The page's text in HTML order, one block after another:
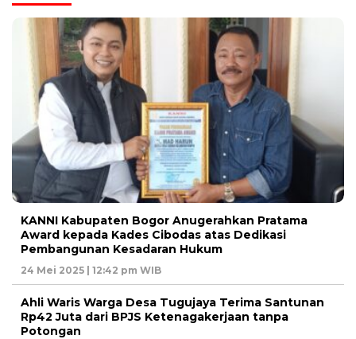
KANNI Kabupaten Bogor Anugerahkan Pratama
Award kepada Kades Cibodas atas Dedikasi
Pembangunan Kesadaran Hukum
24 Mei 2025 | 12:42 pm WIB
Ahli Waris Warga Desa Tugujaya Terima Santunan
Rp42 Juta dari BPJS Ketenagakerjaan tanpa
Potongan